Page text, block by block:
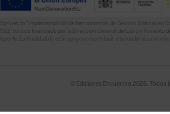
El proyecto “Implementación de herramientas de Gestión Editorial en
2022” ha sido financiado por la Dirección General del Libro y Fomento
Deporte. La finalidad de este apoyo es contribuir a la modernización de
© Ediciones Encuentro 2026. Todos